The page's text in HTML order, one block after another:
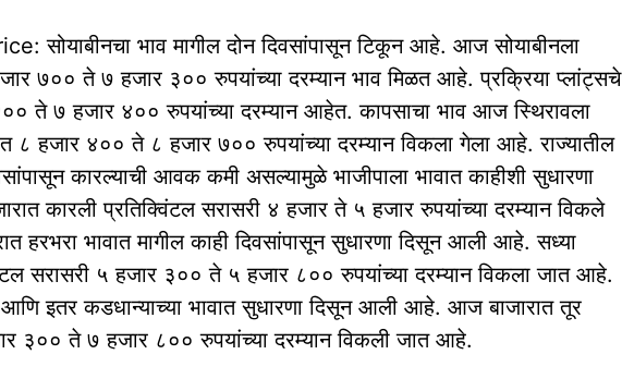
सोयाबीनचा भाव मागील दोन दिवसांपासून टिकून आहे. आज सोयाबीनला
७०० ते ७ हजार ३०० रुपयांच्या दरम्यान भाव मिळत आहे. प्रक्रिया प्लांट्सचे
ते ७ हजार ४०० रुपयांच्या दरम्यान आहेत. कापसाचा भाव आज स्थिरावला
८ हजार ४०० ते ८ हजार ७०० रुपयांच्या दरम्यान विकला गेला आहे. राज्यातील
कारल्याची आवक कमी असल्यामुळे भाजीपाला भावात काहीशी सुधारणा
कारली प्रतिक्विंटल सरासरी ४ हजार ते ५ हजार रुपयांच्या दरम्यान विकले
हरभरा भावात मागील काही दिवसांपासून सुधारणा दिसून आली आहे. सध्या
सरासरी ५ हजार ३०० ते ५ हजार ८०० रुपयांच्या दरम्यान विकला जात आहे.
आणि इतर कडधान्याच्या भावात सुधारणा दिसून आली आहे. आज बाजारात तूर
३०० ते ७ हजार ८०० रुपयांच्या दरम्यान विकली जात आहे.